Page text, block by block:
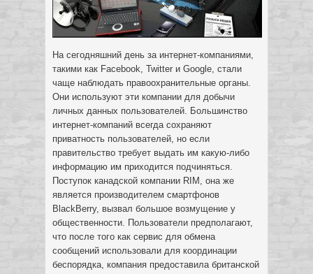
На сегодняшний день за интернет-компаниями,
такими как Facebook, Twitter и Google, стали
чаще наблюдать правоохранительные органы.
Они используют эти компании для добычи
личных данных пользователей. Большинство
интернет-компаний всегда сохраняют
приватность пользователей, но если
правительство требует выдать им какую-либо
информацию им приходится подчиняться.
Поступок канадской компании RIM, она же
является производителем смартфонов
BlackBerry, вызвал большое возмущение у
общественности. Пользователи предполагают,
что после того как сервис для обмена
сообщений использовали для координации
беспорядка, компания предоставила британской